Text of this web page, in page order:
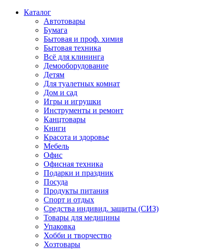
Каталог
Автотовары
Бумага
Бытовая и проф. химия
Бытовая техника
Всё для клининга
Демооборудование
Детям
Для туалетных комнат
Дом и сад
Игры и игрушки
Инструменты и ремонт
Канцтовары
Книги
Красота и здоровье
Мебель
Офис
Офисная техника
Подарки и праздник
Посуда
Продукты питания
Спорт и отдых
Средства индивид. защиты (СИЗ)
Товары для медицины
Упаковка
Хобби и творчество
Хозтовары